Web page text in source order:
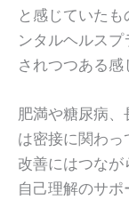
と感じていた
ンタルヘルス
されつつある感
肥満や糖尿病
は密接に関わ
改善にはつな
自己理解のサポ